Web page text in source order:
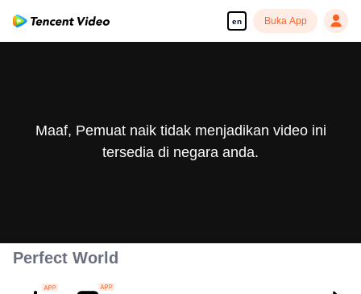
en Buka App
Maaf, Pemuat naik tidak menjadikan video ini
tersedia di negara anda.
Perfect World